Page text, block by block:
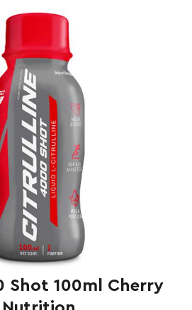
Έχει εξαντληθεί
Shot 100ml Cherry